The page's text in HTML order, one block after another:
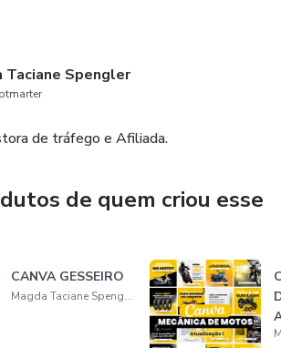
Taciane Spengler
de tráfego e Afiliada.
de quem criou esse
CANVA GESSEIRO
Magda Taciane Spengler